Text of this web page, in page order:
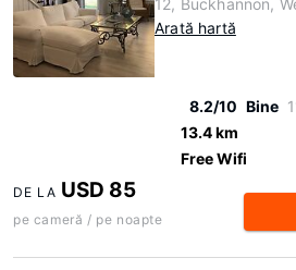
12, Buckhannon,
Arată hartă
8.2/10 Bine
13.4 km
Free Wifi
DE LA USD 85
pe cameră / pe noapte